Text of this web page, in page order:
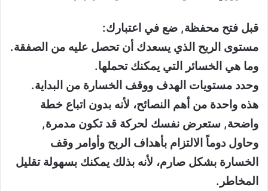
قبل فتح محفظة, ضع في اعتبارك:
مستوى الربح الذي يسعدك أن تحصل عليه من الصفقة.
وما هي الخسائر التي يمكنك تحملها.
وحدد مستويات الهدف ووقف الخسارة من البداية.
هذه واحدة من أهم النصائح، لأنه بدون اتباع خطة
واضحة, ستعرض نفسك لحركة قد تكون مدمرة,
وحاول دوماً الالتزام بأهداف الربح وأوامر وقف
الخسارة بشكل صارم، لأنه بذلك يمكنك بسهولة تقليل
المخاطر.